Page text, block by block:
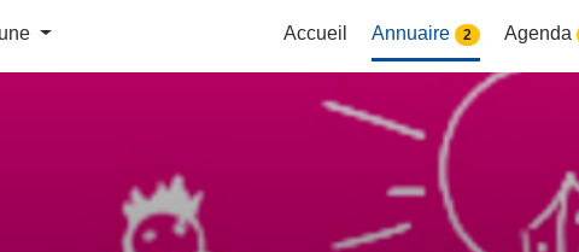
Accueil Annuaire 2 Agenda